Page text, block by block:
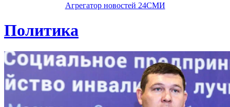
Агрегатор новостей 24СМИ
Политика